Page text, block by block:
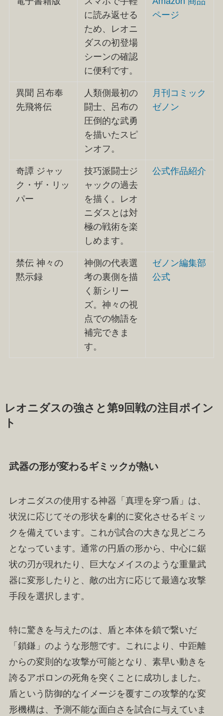
に読み返せる
ため、レオニ
ダスの初登場
シーンの確認
に便利です。
ページ
異聞 呂布奉
先飛将伝
人類側最初の
闘士、呂布の
圧倒的な武勇
を描いたスピ
ンオフ。
月刊コミック
ゼノン
奇譚 ジャッ
ク・ザ・リッ
パー
技巧派闘士ジ
ャックの過去
を描く。レオ
ニダスとは対
極の戦術を楽
しめます。
公式作品紹介
禁伝 神々の
黙示録
神側の代表選
考の裏側を描
く新シリー
ズ。神々の視
点での物語を
補完できま
す。
ゼノン編集部
公式
レオニダスの強さと第9回戦の注目ポイン
ト
武器の形が変わるギミックが熱い
レオニダスの使用する神器「真理を穿つ盾」は、
状況に応じてその形状を劇的に変化させるギミッ
クを備えています。これが試合の大きな見どころ
となっています。通常の円盾の形から、中心に鋸
状の刃が現れたり、巨大なメイスのような重量武
器に変形したりと、敵の出方に応じて最適な攻撃
手段を選択します。
特に驚きを与えたのは、盾と本体を鎖で繋いだ
「鎖鎌」のような形態です。これにより、中距離
からの変則的な攻撃が可能となり、素早い動きを
誇るアポロンの死角を突くことに成功しました。
盾という防御的なイメージを覆すこの攻撃的な変
形機構は、予測不能な面白さを試合に与えていま